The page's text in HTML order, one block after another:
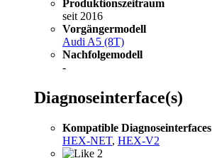
Produktionszeitraum
seit 2016
Vorgängermodell
Audi A5 (8T)
Nachfolgemodell
-
Diagnoseinterface(s)
Kompatible Diagnoseinterfaces
HEX-NET, HEX-V2
2